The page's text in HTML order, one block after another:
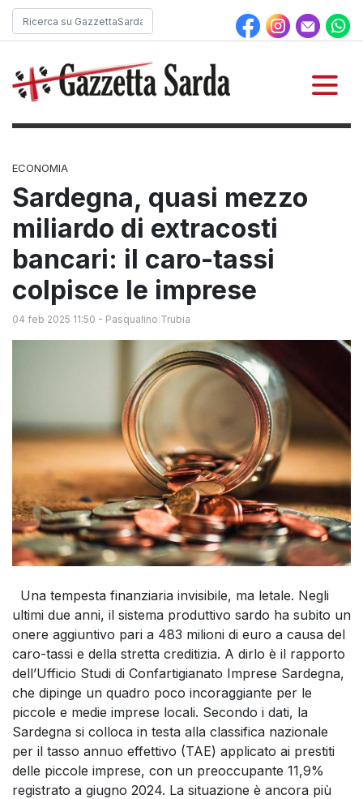
ECONOMIA
Sardegna, quasi mezzo
miliardo di extracosti
bancari: il caro-tassi
colpisce le imprese
04 feb 2025 11:50 - Pasqualino Trubia
Una tempesta finanziaria invisibile, ma letale. Negli
ultimi due anni, il sistema produttivo sardo ha subito un
onere aggiuntivo pari a 483 milioni di euro a causa del
caro-tassi e della stretta creditizia. A dirlo è il rapporto
dell’Ufficio Studi di Confartigianato Imprese Sardegna,
che dipinge un quadro poco incoraggiante per le
piccole e medie imprese locali. Secondo i dati, la
Sardegna si colloca in testa alla classifica nazionale
per il tasso annuo effettivo (TAE) applicato ai prestiti
delle piccole imprese, con un preoccupante 11,9%
registrato a giugno 2024. La situazione è ancora più